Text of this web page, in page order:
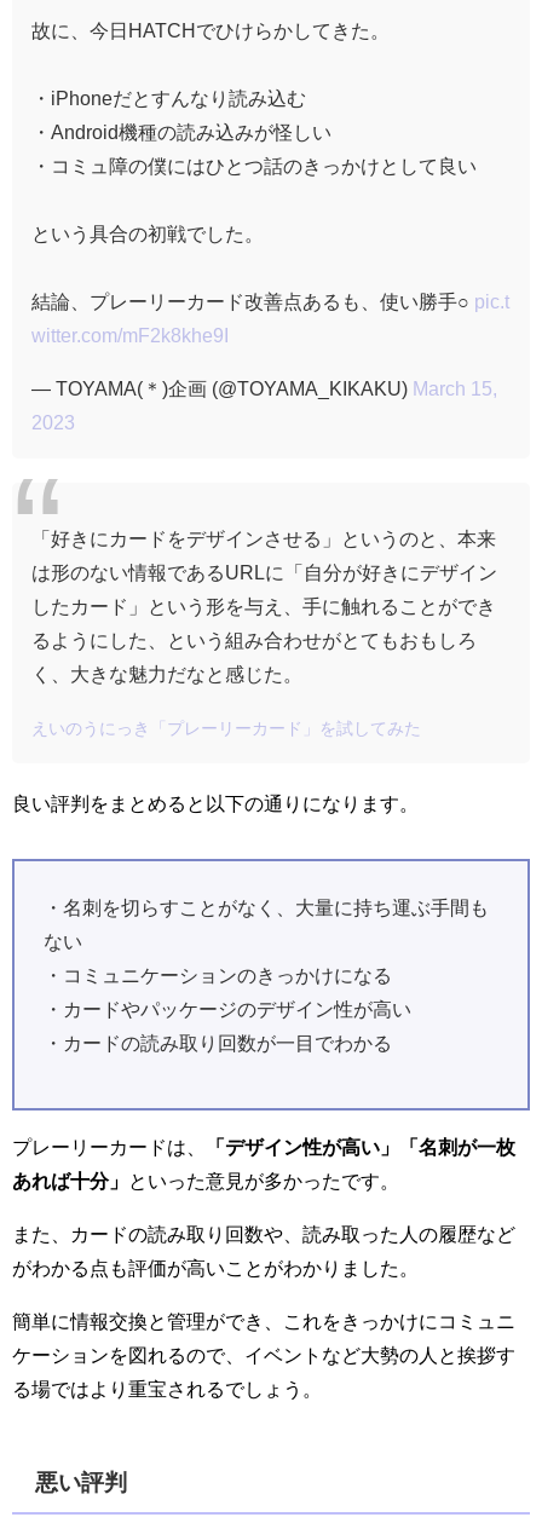
故に、今日HATCHでひけらかしてきた。
・iPhoneだとすんなり読み込む
・Android機種の読み込みが怪しい
・コミュ障の僕にはひとつ話のきっかけとして良い
という具合の初戦でした。
結論、プレーリーカード改善点あるも、使い勝手○ pic.t
witter.com/mF2k8khe9I
— TOYAMA(＊)企画 (@TOYAMA_KIKAKU) March 15,
2023
「好きにカードをデザインさせる」 というのと、 本来
は形のない情報であるURLに「自分が好きにデザイン
したカード」という形を与え、手に触れることができ
るようにした、という組み合わせがとてもおもしろ
く、大きな魅力だなと感じた。
えいのうにっき 「プレーリーカード」を試してみた
良い評判をまとめると以下の通りになります。
・名刺を切らすことがなく、大量に持ち運ぶ手間も
ない
・コミュニケーションのきっかけになる
・カードやパッケージのデザイン性が高い
・カードの読み取り回数が一目でわかる
プレーリーカードは、
「デザイン性が高い」「名刺が一枚
あれば十分」
といった意見が多かったです。
また、カードの読み取り回数や、読み取った人の履歴など
がわかる点も評価が高いことがわかりました。
簡単に情報交換と管理ができ、これをきっかけにコミュニ
ケーションを図れるので、イベントなど大勢の人と挨拶す
る場ではより重宝されるでしょう。
悪い評判